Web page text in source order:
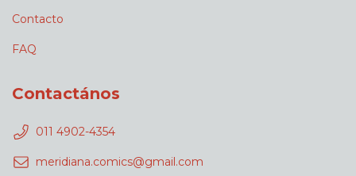
Contacto
FAQ
Contactános
011 4902-4354
meridiana.comics@gmail.com